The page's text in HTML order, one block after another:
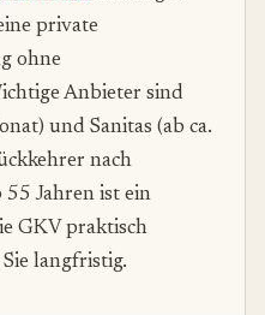
private
ohne
Anbieter sind
und Sanitas (ab ca.
nach
Jahren ist ein
GKV praktisch
langfristig.